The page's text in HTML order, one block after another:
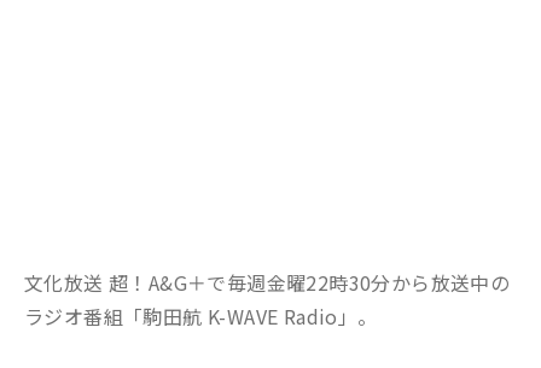
文化放送 超！A&G＋で毎週金曜22時30分から放送中の
ラジオ番組「駒田航 K-WAVE Radio」。